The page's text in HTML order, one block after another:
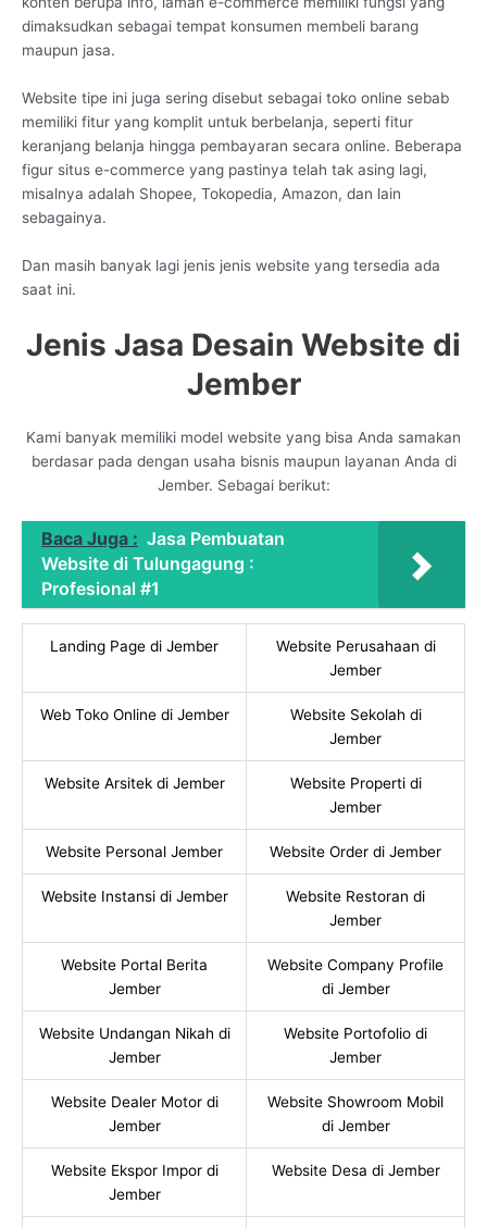
dimaksudkan sebagai tempat konsumen membeli barang
maupun jasa.
Website tipe ini juga sering disebut sebagai toko online sebab
memiliki fitur yang komplit untuk berbelanja, seperti fitur
keranjang belanja hingga pembayaran secara online. Beberapa
figur situs e-commerce yang pastinya telah tak asing lagi,
misalnya adalah Shopee, Tokopedia, Amazon, dan lain
sebagainya.
Dan masih banyak lagi jenis jenis website yang tersedia ada
saat ini.
Jenis Jasa Desain Website di
Jember
Kami banyak memiliki model website yang bisa Anda samakan
berdasar pada dengan usaha bisnis maupun layanan Anda di
Jember. Sebagai berikut:
Baca Juga : Jasa Pembuatan
Website di Tulungagung :
Profesional #1
Landing Page di Jember
Website Perusahaan di
Jember
Web Toko Online di Jember
Website Sekolah di
Jember
Website Arsitek di Jember
Website Properti di
Jember
Website Personal Jember Website Order di Jember
Website Instansi di Jember
Website Restoran di
Jember
Website Portal Berita
Jember
Website Company Profile
di Jember
Website Undangan Nikah di
Jember
Website Portofolio di
Jember
Website Dealer Motor di
Jember
Website Showroom Mobil
di Jember
Website Ekspor Impor di
Jember
Website Desa di Jember